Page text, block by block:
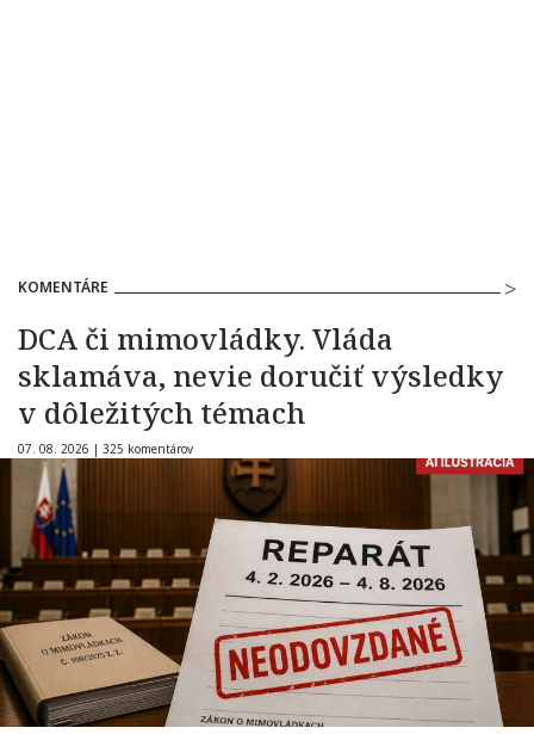
KOMENTÁRE
DCA či mimovládky. Vláda
sklamáva, nevie doručiť výsledky
v dôležitých témach
07. 08. 2026 | 325 komentárov